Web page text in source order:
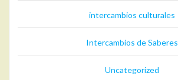
intercambios culturales
Intercambios de Saberes
Uncategorized